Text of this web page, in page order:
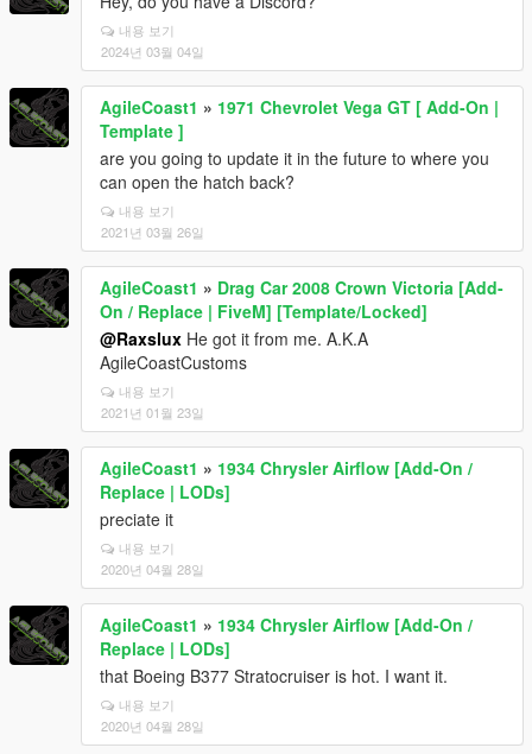
내용 보기
2024년 03월 04일
AgileCoast1 » 1971 Chevrolet Vega GT [ Add-On |
Template ]
are you going to update it in the future to where you
can open the hatch back?
내용 보기
2021년 03월 26일
AgileCoast1 » Drag Car 2008 Crown Victoria [Add-
On / Replace | FiveM] [Template/Locked]
@Raxslux He got it from me. A.K.A
AgileCoastCustoms
내용 보기
2021년 01월 23일
AgileCoast1 » 1934 Chrysler Airflow [Add-On /
Replace | LODs]
preciate it
내용 보기
2020년 04월 28일
AgileCoast1 » 1934 Chrysler Airflow [Add-On /
Replace | LODs]
that Boeing B377 Stratocruiser is hot. I want it.
내용 보기
2020년 04월 28일